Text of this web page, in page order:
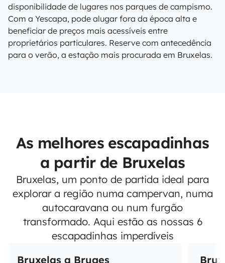
disponibilidade de lugares nos parques de campismo.
Com a Yescapa, pode alugar fora da época alta e
beneficiar de preços mais acessíveis entre
proprietários particulares. Reserve com antecedência
para o verão, a estação mais procurada em Bruxelas.
As melhores escapadinhas
a partir de Bruxelas
Bruxelas, um ponto de partida ideal para
explorar a região numa campervan, numa
autocaravana ou num furgão
transformado. Aqui estão as nossas 6
escapadinhas imperdíveis
Bruxelas a Bruges